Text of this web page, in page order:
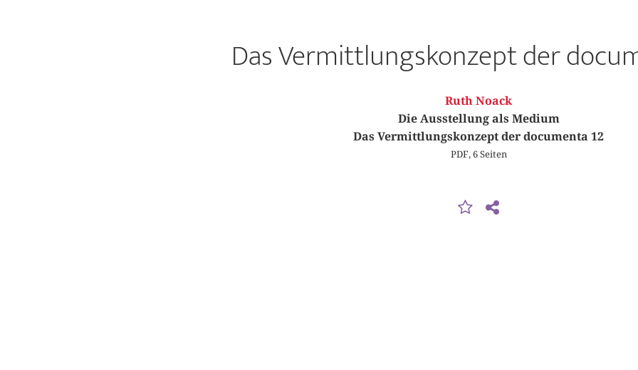
Das Vermittlungskonzept der
Ruth Noack
Die Ausstellung als Medium
Das Vermittlungskonzept der documenta 12
PDF, 6 Seiten